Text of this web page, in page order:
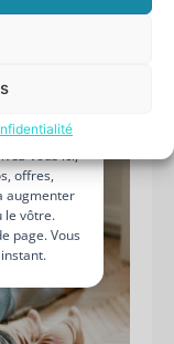
email ne
vous ici,
offres,
augmenter
le vôtre.
page. Vous